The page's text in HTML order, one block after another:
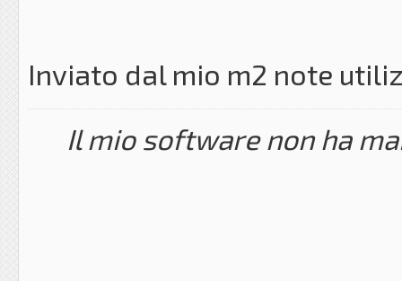
Inviato dal mio m2 note
Il mio software non ha